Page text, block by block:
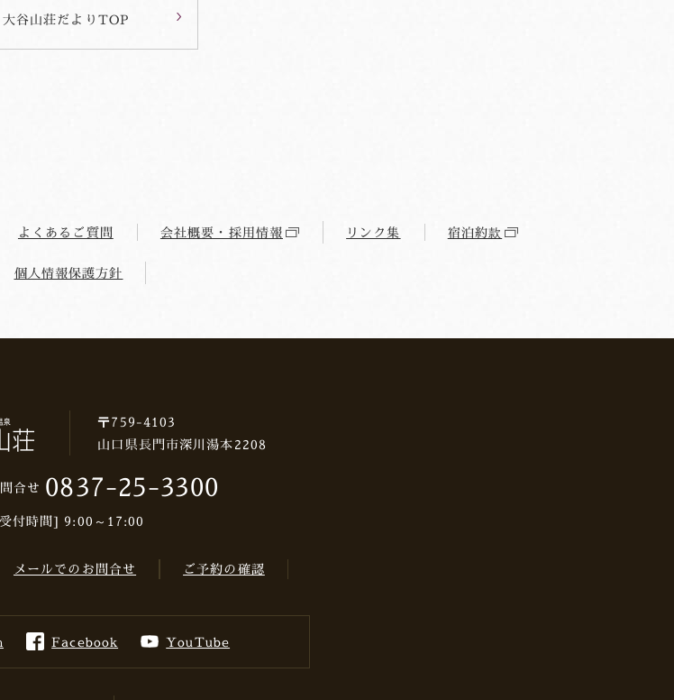
大谷山荘だよりTOP
よくあるご質問 会社概要・採用情報 リンク集 宿泊約款
個人情報保護方針
〒759-4103
山口県長門市深川湯本2208
合せ 0837-25-3300
付時間] 9:00～17:00
メールでのお問合せ ご予約の確認
Facebook YouTube